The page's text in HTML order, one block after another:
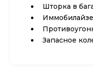
Шторка в
Запасное